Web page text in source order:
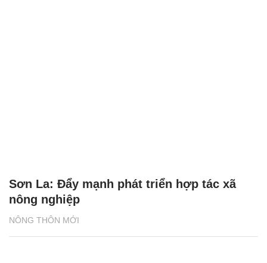
NÔNG THÔN MỚI
Sơn La: Đẩy mạnh phát triển hợp tác xã
nông nghiệp